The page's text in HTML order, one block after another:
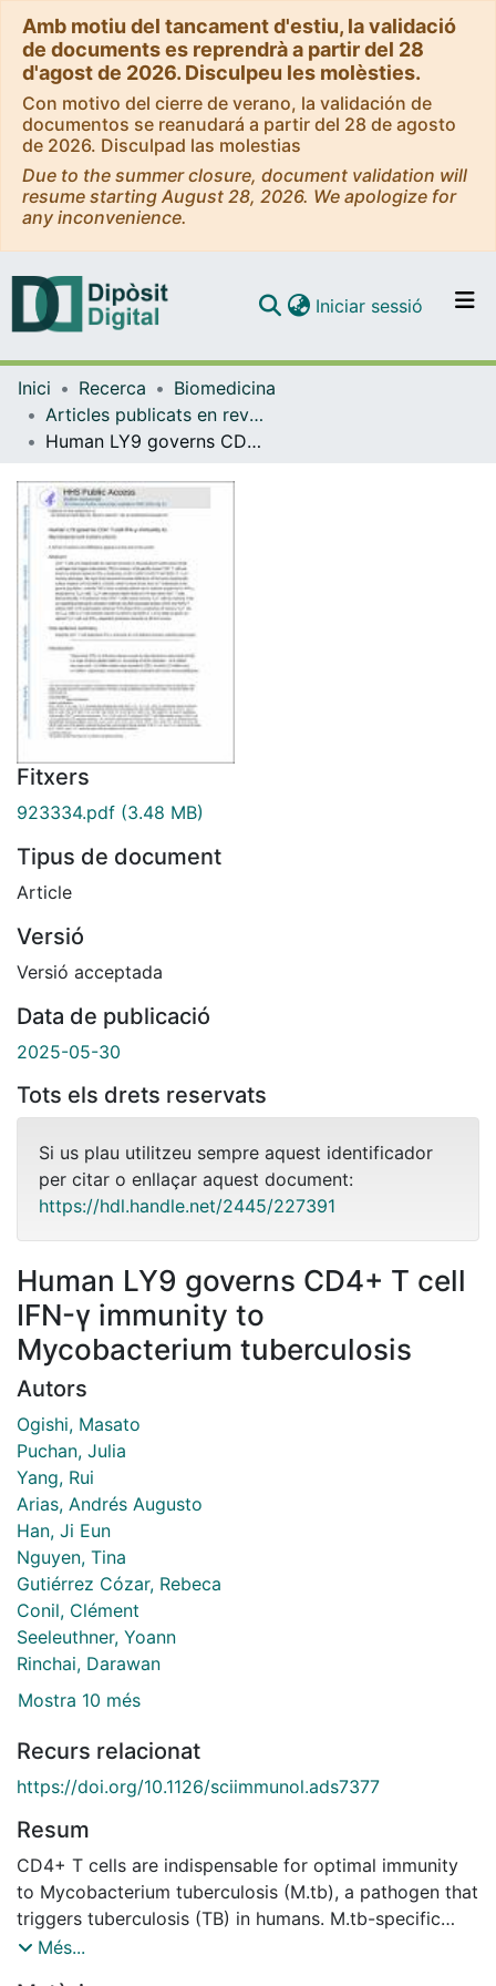
Amb motiu del tancament d'estiu, la validació
de documents es reprendrà a partir del 28
d'agost de 2026. Disculpeu les molèsties.
Con motivo del cierre de verano, la validación de
documentos se reanudará a partir del 28 de agosto
de 2026. Disculpad las molestias
Due to the summer closure, document validation will
resume starting August 28, 2026. We apologize for
any inconvenience.
Navega per tot el DD
Com publicar
Contacte
Iniciar sessió (current)
Inici Recerca
Biomedicina
Articles publicats en revistes (Biomedicina)
Human LY9 governs CD4+ T cell IFN-γ immunity to Mycobacterium tuberculosis
Fitxers
923334.pdf (3.48 MB)
Tipus de document
Article
Versió
Versió acceptada
Data de publicació
2025-05-30
Tots els drets reservats
Si us plau utilitzeu sempre aquest identificador
per citar o enllaçar aquest document:
https://hdl.handle.net/2445/227391
Human LY9 governs CD4+ T cell
IFN-γ immunity to
Mycobacterium tuberculosis
Autors
Ogishi, Masato
Puchan, Julia
Yang, Rui
Arias, Andrés Augusto
Han, Ji Eun
Nguyen, Tina
Gutiérrez Cózar, Rebeca
Conil, Clément
Seeleuthner, Yoann
Rinchai, Darawan
Mostra 10 més
Recurs relacionat
https://doi.org/10.1126/sciimmunol.ads7377
Resum
CD4+ T cells are indispensable for optimal immunity
to Mycobacterium tuberculosis (M.tb), a pathogen that
triggers tuberculosis (TB) in humans. M.tb-specific
human CD4+ T cells are known to polarize toward an
Més...